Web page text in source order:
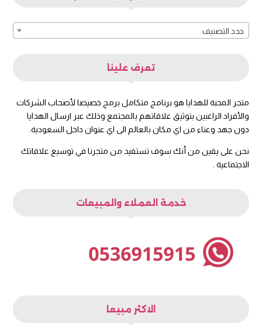
حدد التصنيف
تعرف علينا
متجر المحبة للهدايا هو برنامج متكامل برمج خصيصا لأصحاب الشركات
والأفراد الراغبين بتوثيق علاقاتهم بالمجتمع وذلك عبر ارسال الهدايا
دون جهد وعناء من اي مكان بالعالم الى اي عنوان داخل السعودية.
نحن على يقين من أنك سوف تستفيد من متجرنا في توسيع علاقاتك
الاجتماعية .
خدمة العملاء والمبيعات
الاكثر مبيعا